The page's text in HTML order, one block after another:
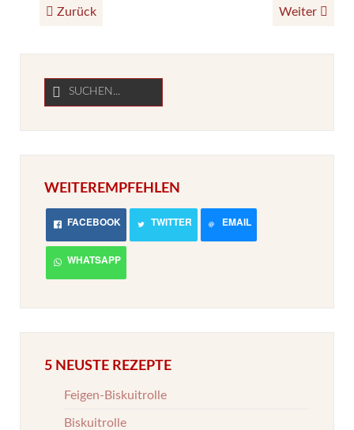
Zurück Weiter
WEITEREMPFEHLEN
FACEBOOK TWITTER EMAIL
WHATSAPP
5 NEUSTE REZEPTE
Feigen-Biskuitrolle
Biskuitrolle